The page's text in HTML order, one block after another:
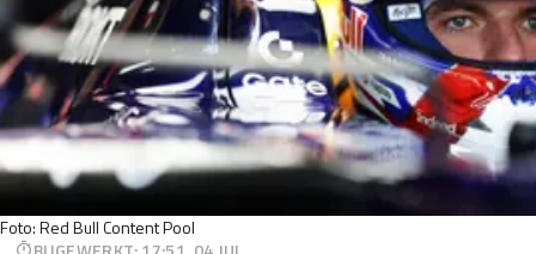
Foto: Red Bull Content Pool